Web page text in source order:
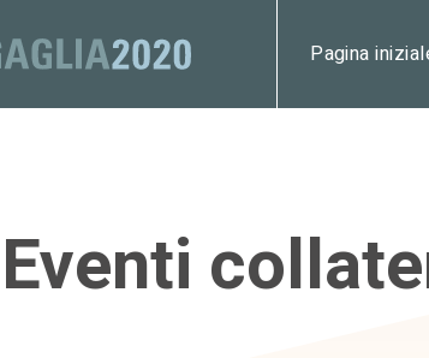
Pagina
Eventi